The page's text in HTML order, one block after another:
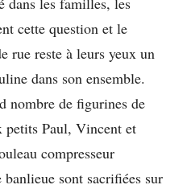
cette question et le
rue reste à leurs yeux un
dans son ensemble.
nombre de figurines de
petits Paul, Vincent et
compresseur
sont sacrifiées sur